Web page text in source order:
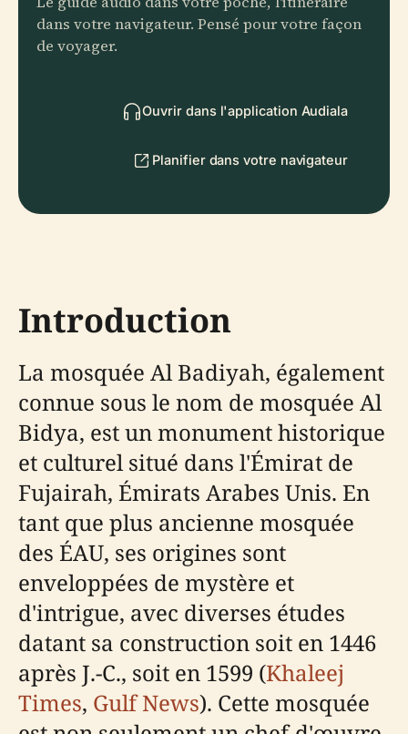
dans votre navigateur. Pensé pour votre façon
de voyager.
Ouvrir dans l'application Audiala
Planifier dans votre navigateur
Introduction
La mosquée Al Badiyah, également
connue sous le nom de mosquée Al
Bidya, est un monument historique
et culturel situé dans l'Émirat de
Fujairah, Émirats Arabes Unis. En
tant que plus ancienne mosquée
des ÉAU, ses origines sont
enveloppées de mystère et
d'intrigue, avec diverses études
datant sa construction soit en 1446
après J.-C., soit en 1599 (Khaleej
Times, Gulf News). Cette mosquée